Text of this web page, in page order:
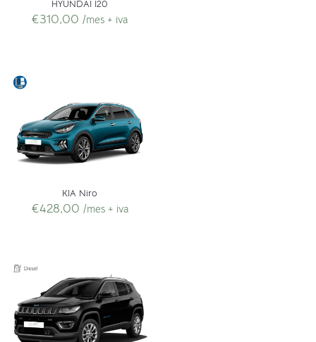
HYUNDAI I20
€310,00 /mes + iva
KIA Niro
€428,00 /mes + iva